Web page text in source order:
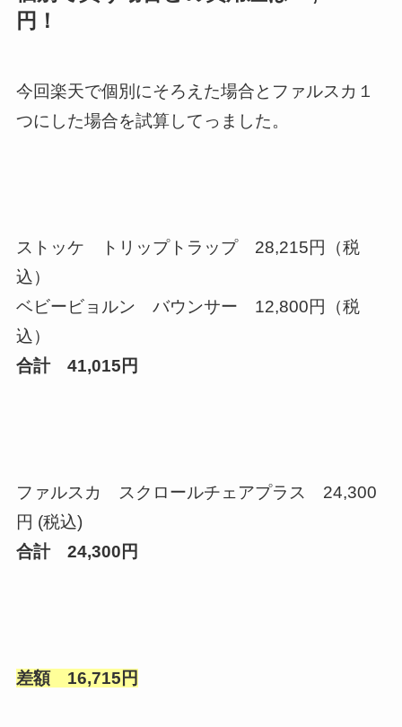
円！
今回楽天で個別にそろえた場合とファルスカ１
つにした場合を試算してっました。
ストッケ トリップトラップ 28,215円（税
込）
ベビービョルン バウンサー 12,800円（税
込）
合計 41,015円
ファルスカ スクロールチェアプラス 24,300
円 (税込)
合計 24,300円
差額 16,715円